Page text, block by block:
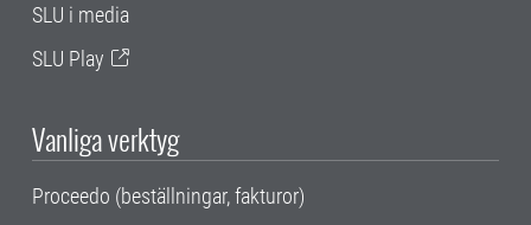
SLU i media
SLU Play
Vanliga verktyg
Proceedo (beställningar, fakturor)